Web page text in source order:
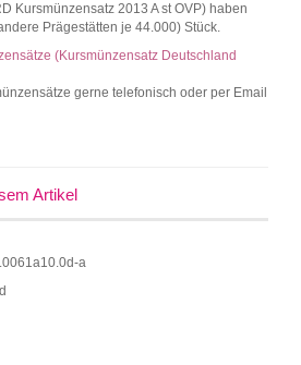
Kursmünzensatz 2013 A st OVP) haben
Prägestätten je 44.000) Stück.
(Kursmünzensatz Deutschland
gerne telefonisch oder per Email
Artikel
a